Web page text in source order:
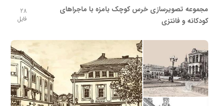
مجموعه تصویرسازی خرس کوچک بامزه با ماجراهای
کودکانه و فانتزی
28
فایل